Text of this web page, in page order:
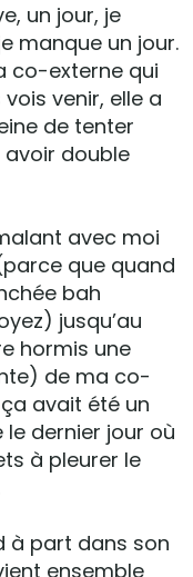
un jour, je
manque un jour.
co-externe qui
venir, elle a
de tenter
double
avec moi
que quand
bah
jusqu’au
hormis une
de ma co-
avait été un
le dernier jour où
à pleurer le
à part dans son
ensemble